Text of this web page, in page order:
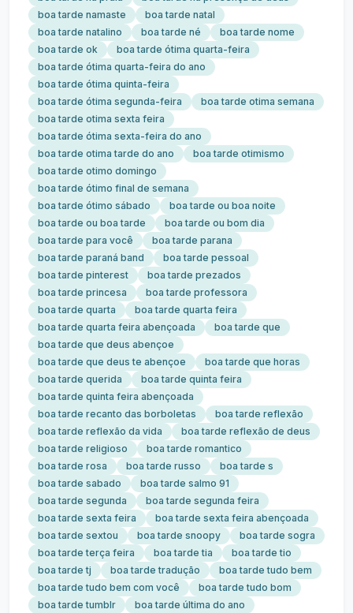
boa tarde namaste
boa tarde natal
boa tarde natalino
boa tarde né
boa tarde nome
boa tarde ok
boa tarde ótima quarta-feira
boa tarde ótima quarta-feira do ano
boa tarde ótima quinta-feira
boa tarde ótima segunda-feira
boa tarde otima semana
boa tarde otima sexta feira
boa tarde ótima sexta-feira do ano
boa tarde otima tarde do ano
boa tarde otimismo
boa tarde otimo domingo
boa tarde ótimo final de semana
boa tarde ótimo sábado
boa tarde ou boa noite
boa tarde ou boa tarde
boa tarde ou bom dia
boa tarde para você
boa tarde parana
boa tarde paraná band
boa tarde pessoal
boa tarde pinterest
boa tarde prezados
boa tarde princesa
boa tarde professora
boa tarde quarta
boa tarde quarta feira
boa tarde quarta feira abençoada
boa tarde que
boa tarde que deus abençoe
boa tarde que deus te abençoe
boa tarde que horas
boa tarde querida
boa tarde quinta feira
boa tarde quinta feira abençoada
boa tarde recanto das borboletas
boa tarde reflexão
boa tarde reflexão da vida
boa tarde reflexão de deus
boa tarde religioso
boa tarde romantico
boa tarde rosa
boa tarde russo
boa tarde s
boa tarde sabado
boa tarde salmo 91
boa tarde segunda
boa tarde segunda feira
boa tarde sexta feira
boa tarde sexta feira abençoada
boa tarde sextou
boa tarde snoopy
boa tarde sogra
boa tarde terça feira
boa tarde tia
boa tarde tio
boa tarde tj
boa tarde tradução
boa tarde tudo bem
boa tarde tudo bem com você
boa tarde tudo bom
boa tarde tumblr
boa tarde última do ano